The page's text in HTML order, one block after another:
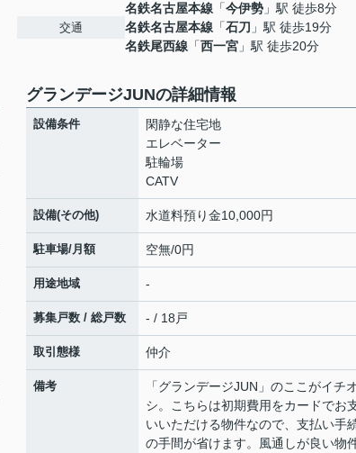
交通
名鉄名古屋本線 「今伊勢 」駅 徒歩8分
名鉄名古屋本線 「石刀 」駅 徒歩19分
名鉄尾西線 「西一宮 」駅 徒歩20分
グランデージJUNの詳細情報
設備条件
閑静な住宅地
エレベーター
駐輪場
CATV
設備(その他) 水​道​料​預​り​金​1​0​,​0​0​0​円​
駐車場/月額 空無/0円
用途地域 -
募集戸数 / 総戸数 - / 18戸
取引態様 仲介
備考
「グランデージJUN」のここがイチ
シ。こちらは初期費用をカードでお
いいただける物件なので、支払い手
の手間が省けます。風通しが良い物